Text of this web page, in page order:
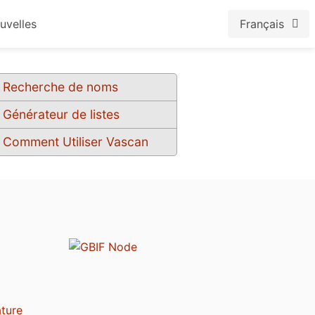
Français
Recherche de noms
Générateur de listes
Comment Utiliser Vascan